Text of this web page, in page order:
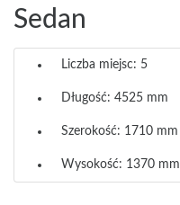
Sedan
Liczba miejsc: 5
Długość: 4525 mm
Szerokość: 1710 mm
Wysokość: 1370 mm